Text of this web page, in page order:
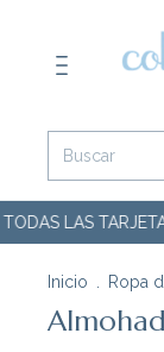
LAS
Inicio Ropa